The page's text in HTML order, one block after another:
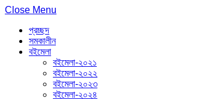
Close Menu
প্রচ্ছদ
সমকালীন
বইমেলা
বইমেলা-২০২১
বইমেলা-২০২২
বইমেলা-২০২৩
বইমেলা-২০২৪